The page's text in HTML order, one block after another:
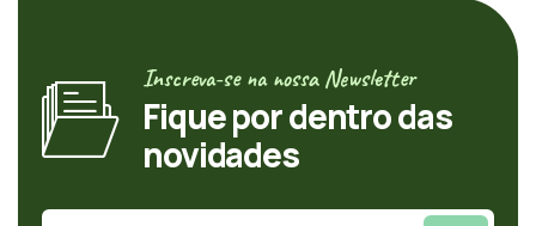
Inscreva-se na nossa Newsletter
Fique por dentro das
novidades